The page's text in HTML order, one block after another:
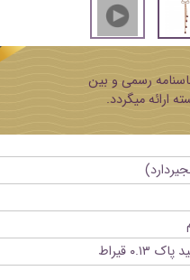
رسمی و بین
ارائه میگردد.
قیراط